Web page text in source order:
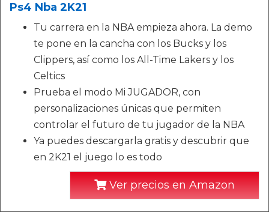
Ps4 Nba 2K21
Tu carrera en la NBA empieza ahora. La demo
te pone en la cancha con los Bucks y los
Clippers, así como los All-Time Lakers y los
Celtics
Prueba el modo Mi JUGADOR, con
personalizaciones únicas que permiten
controlar el futuro de tu jugador de la NBA
Ya puedes descargarla gratis y descubrir que
en 2K21 el juego lo es todo
Ver precios en Amazon